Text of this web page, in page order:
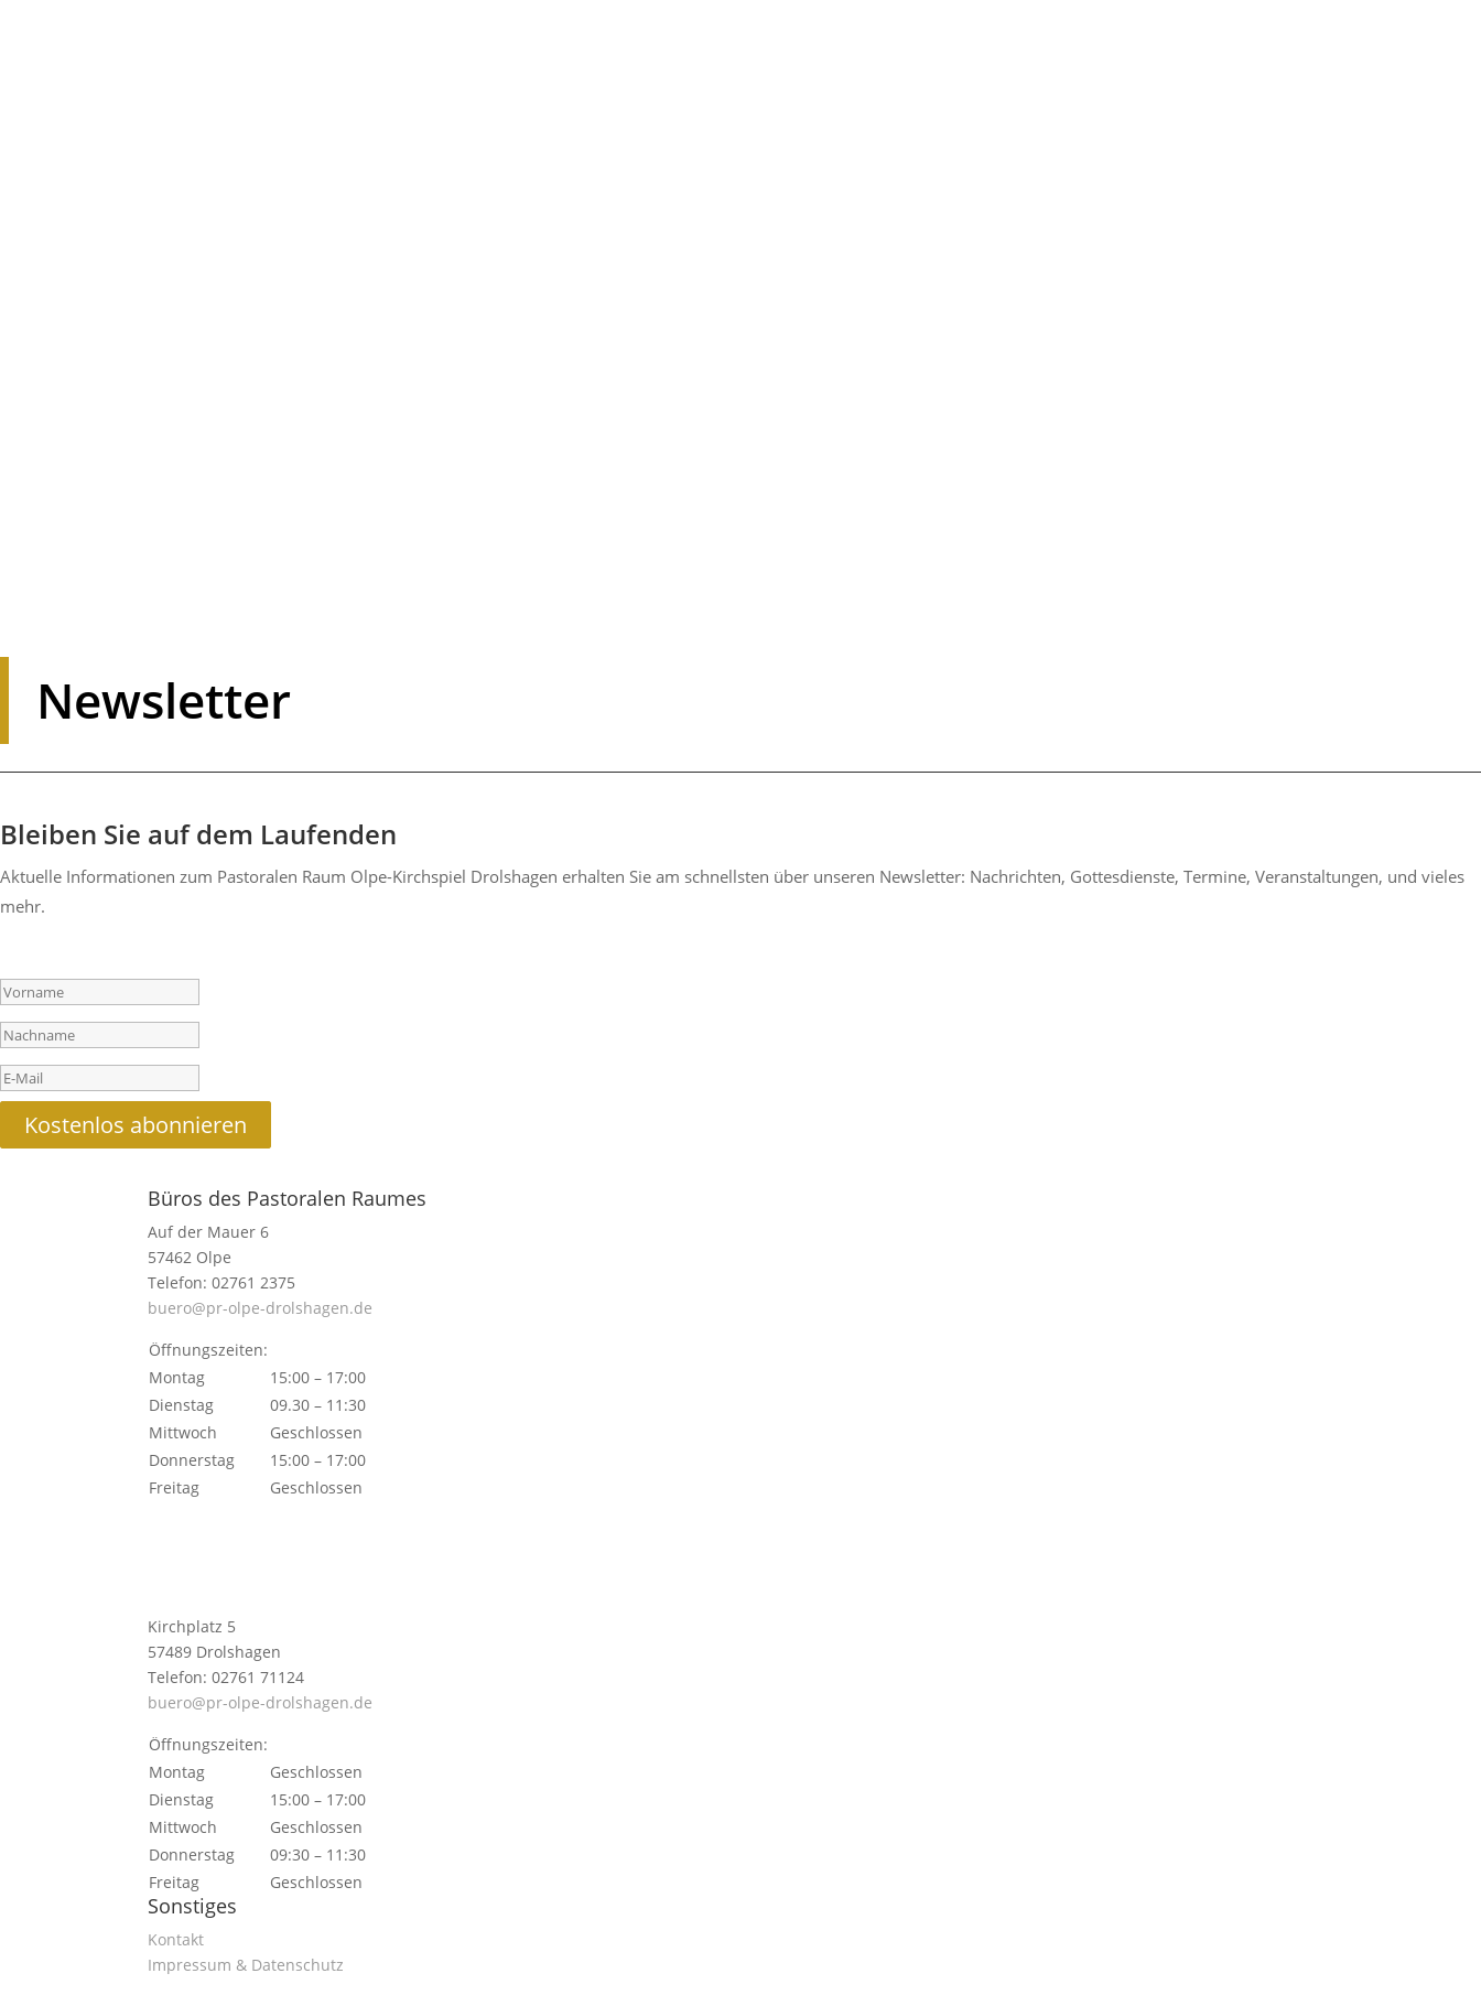
News­letter
Bleiben Sie auf dem Laufenden
Aktu­elle Infor­ma­tionen zum Pasto­ralen Raum Olpe-Kirch­spiel Drol­s­hagen erhalten Sie am schnellsten über unseren News­letter: Nach­richten, Gottes­dienste, Termine, Veran­stal­tungen, und vieles
mehr.
Kostenlos abon­nieren
Büros des Pastoralen Raumes
Auf der Mauer 6
57462 Olpe
Telefon: 02761 2375
buero@pr-olpe-drolshagen.de
Öffnungszeiten:
Montag
15:00 – 17:00
Dienstag
09.30 – 11:30
Mittwoch
Geschlossen
Donnerstag
15:00 – 17:00
Freitag
Geschlossen
Kirchplatz 5
57489 Drolshagen
Telefon: 02761 71124
buero@pr-olpe-drolshagen.de
Öffnungszeiten:
Montag
Geschlossen
Dienstag
15:00 – 17:00
Mittwoch
Geschlossen
Donnerstag
09:30 – 11:30
Freitag
Geschlossen
Sonstiges
Kontakt
Impressum & Datenschutz